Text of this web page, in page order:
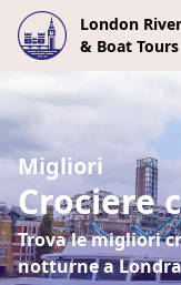
London
& Boat Tours
Migliori
Crociere
Trova le migliori
notturne a Londra